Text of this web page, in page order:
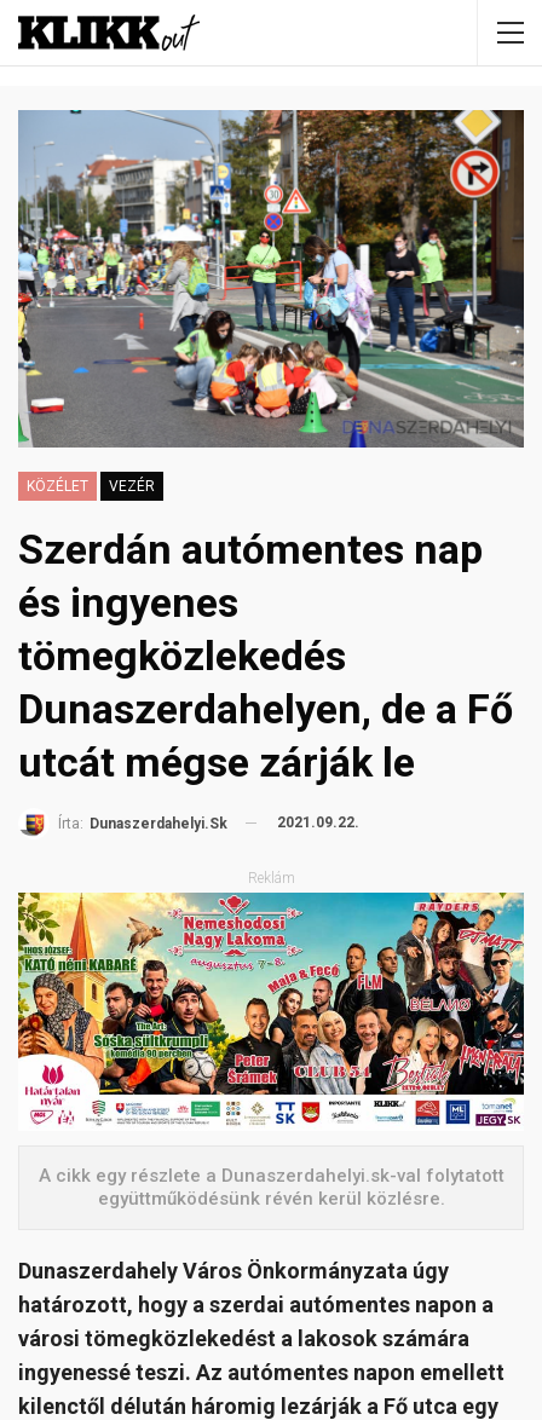
KÖZÉLET VEZÉR
Szerdán autómentes nap
és ingyenes
tömegközlekedés
Dunaszerdahelyen, de a Fő
utcát mégse zárják le
Írta: Dunaszerdahelyi.sk 2021.09.22.
Reklám
A cikk egy részlete a Dunaszerdahelyi.sk-val folytatott
együttműködésünk révén kerül közlésre.
Dunaszerdahely Város Önkormányzata úgy
határozott, hogy a szerdai autómentes napon a
városi tömegközlekedést a lakosok számára
ingyenessé teszi. Az autómentes napon emellett
kilenctől délután háromig lezárják a Fő utca egy